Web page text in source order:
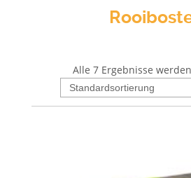
Alle 7 Ergebnisse